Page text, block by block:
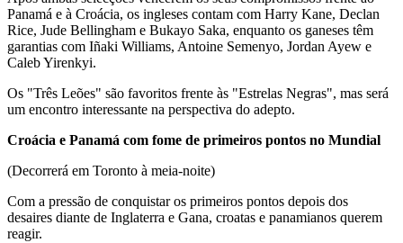
Panamá e à Croácia, os ingleses contam com Harry Kane, Declan
Rice, Jude Bellingham e Bukayo Saka, enquanto os ganeses têm
garantias com Iñaki Williams, Antoine Semenyo, Jordan Ayew e
Caleb Yirenkyi.
Os "Três Leões" são favoritos frente às "Estrelas Negras", mas será
um encontro interessante na perspectiva do adepto.
Croácia e Panamá com fome de primeiros pontos no Mundial
(Decorrerá em Toronto à meia-noite)
Com a pressão de conquistar os primeiros pontos depois dos
desaires diante de Inglaterra e Gana, croatas e panamianos querem
reagir.